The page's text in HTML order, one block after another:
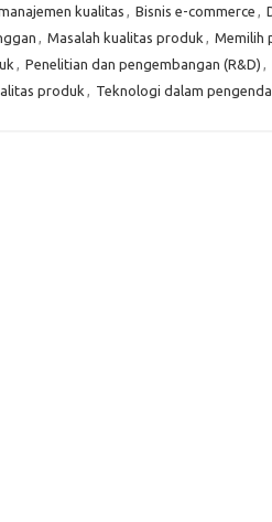
kualitas , Bisnis e-commerce ,
, Masalah kualitas produk , Memilih
, Penelitian dan pengembangan (R&D) ,
produk , Teknologi dalam